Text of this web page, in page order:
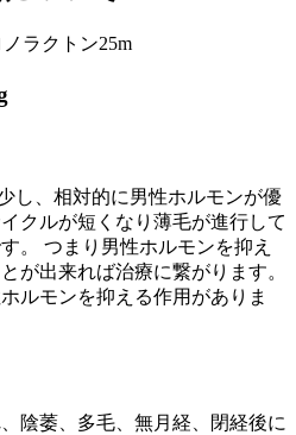
し、相対的に男性ホルモンが優
クルが短くなり薄毛が進行して
。 つまり男性ホルモンを抑え
が出来れば治療に繋がります。
ルモンを抑える作用がありま
陰萎、多毛、無月経、閉経後に